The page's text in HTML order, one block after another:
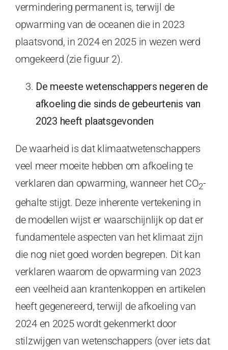
vermindering permanent is, terwijl de
opwarming van de oceanen die in 2023
plaatsvond, in 2024 en 2025 in wezen werd
omgekeerd (zie figuur 2).
De meeste wetenschappers negeren de
afkoeling die sinds de gebeurtenis van
2023 heeft plaatsgevonden
De waarheid is dat klimaatwetenschappers
veel meer moeite hebben om afkoeling te
verklaren dan opwarming, wanneer het CO2-
gehalte stijgt. Deze inherente vertekening in
de modellen wijst er waarschijnlijk op dat er
fundamentele aspecten van het klimaat zijn
die nog niet goed worden begrepen. Dit kan
verklaren waarom de opwarming van 2023
een veelheid aan krantenkoppen en artikelen
heeft gegenereerd, terwijl de afkoeling van
2024 en 2025 wordt gekenmerkt door
stilzwijgen van wetenschappers (over iets dat